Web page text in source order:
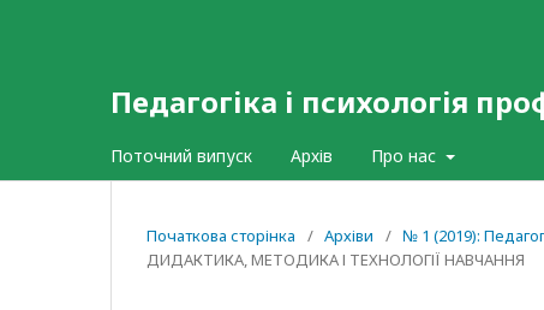
Педагогіка і психологія
Поточний випуск Архів Про нас
Початкова сторінка / Архіви / № 1 (2019):
ДИДАКТИКА, МЕТОДИКА І ТЕХНОЛОГІЇ НАВЧАННЯ